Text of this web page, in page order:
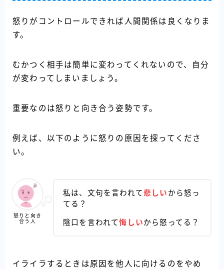
怒りがコントロールできれば人間関係は良くなりま
す。
むかつく相手は簡単に変わってくれないので、自分
が変わってしまいましょう。
重要なのは怒りと向き合う姿勢です。
例えば、以下のように怒りの原因を探ってくださ
い。
怒りと向き
合う人
私は、文句を言われて悲しい から怒っ
てる？
陰口を言われて悔しいから怒ってる？
イライラするときは原因を他人に向けるのをやめ